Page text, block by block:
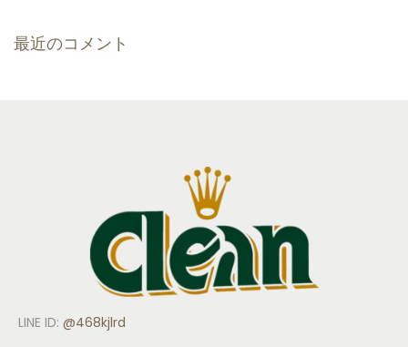
最近のコメント
LINE ID: @468kjlrd